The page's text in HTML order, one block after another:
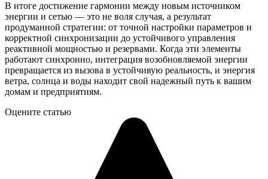
В итоге достижение гармонии между новым источником
энергии и сетью — это не воля случая, а результат
продуманной стратегии: от точной настройки параметров и
корректной синхронизации до устойчивого управления
реактивной мощностью и резервами. Когда эти элементы
работают синхронно, интеграция возобновляемой энергии
превращается из вызова в устойчивую реальность, и энергия
ветра, солнца и воды находит свой надежный путь к вашим
домам и предприятиям.
Оцените статью